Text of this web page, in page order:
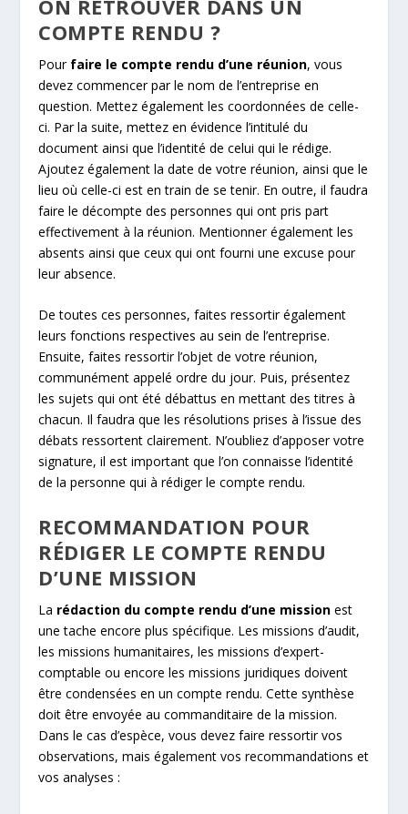
ON RETROUVER DANS UN
COMPTE RENDU ?
Pour faire le compte rendu d’une réunion, vous
devez commencer par le nom de l’entreprise en
question. Mettez également les coordonnées de celle-
ci. Par la suite, mettez en évidence l’intitulé du
document ainsi que l’identité de celui qui le rédige.
Ajoutez également la date de votre réunion, ainsi que le
lieu où celle-ci est en train de se tenir. En outre, il faudra
faire le décompte des personnes qui ont pris part
effectivement à la réunion. Mentionner également les
absents ainsi que ceux qui ont fourni une excuse pour
leur absence.
De toutes ces personnes, faites ressortir également
leurs fonctions respectives au sein de l’entreprise.
Ensuite, faites ressortir l’objet de votre réunion,
communément appelé ordre du jour. Puis, présentez
les sujets qui ont été débattus en mettant des titres à
chacun. Il faudra que les résolutions prises à l’issue des
débats ressortent clairement. N’oubliez d’apposer votre
signature, il est important que l’on connaisse l’identité
de la personne qui à rédiger le compte rendu.
RECOMMANDATION POUR
RÉDIGER LE COMPTE RENDU
D’UNE MISSION
La rédaction du compte rendu d’une mission est
une tache encore plus spécifique. Les missions d’audit,
les missions humanitaires, les missions d’expert-
comptable ou encore les missions juridiques doivent
être condensées en un compte rendu. Cette synthèse
doit être envoyée au commanditaire de la mission.
Dans le cas d’espèce, vous devez faire ressortir vos
observations, mais également vos recommandations et
vos analyses :